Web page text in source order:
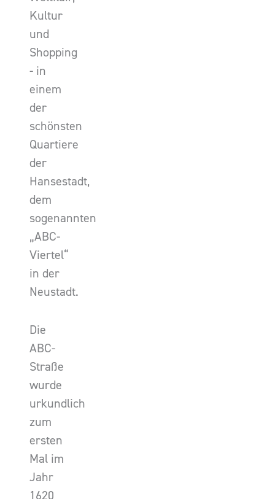
Kultur
und
Shopping
- in
einem
der
schönsten
Quartiere
der
Hansestadt,
dem
sogenannten
„ABC-
Viertel“
in der
Neustadt.
Die
ABC-
Straße
wurde
urkundlich
zum
ersten
Mal im
Jahr
1620